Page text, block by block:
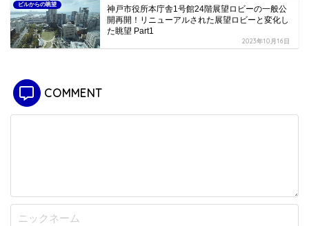
ビルからの眺望
神戸市役所本庁舎1号館24階展望ロビーの一般公
開再開！リニューアルされた展望ロビーと変化し
た眺望 Part1
2023年10月16日
COMMENT